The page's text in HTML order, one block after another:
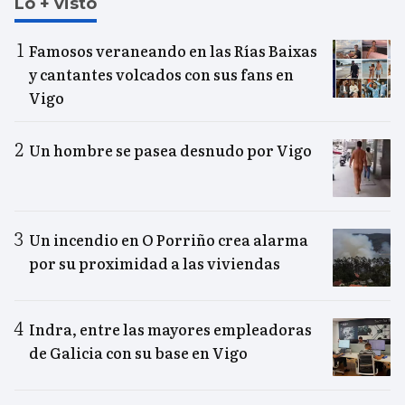
Famosos veraneando en las Rías Baixas
y cantantes volcados con sus fans en
Vigo
Un hombre se pasea desnudo por Vigo
Un incendio en O Porriño crea alarma
por su proximidad a las viviendas
Indra, entre las mayores empleadoras
de Galicia con su base en Vigo